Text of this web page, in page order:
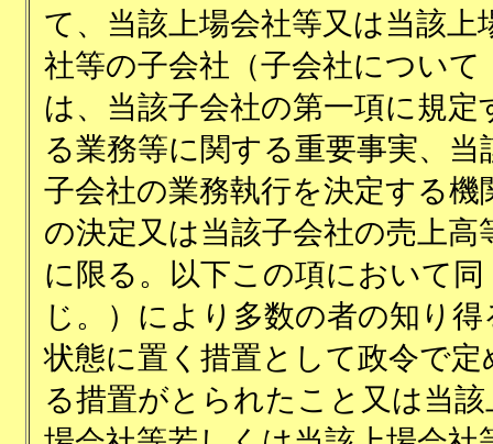
て、当該上場会社等又は当該上
社等の子会社（子会社について
は、当該子会社の第一項に規定
る業務等に関する重要事実、当
子会社の業務執行を決定する機
の決定又は当該子会社の売上高
に限る。以下この項において同
じ。）により多数の者の知り得
状態に置く措置として政令で定
る措置がとられたこと又は当該